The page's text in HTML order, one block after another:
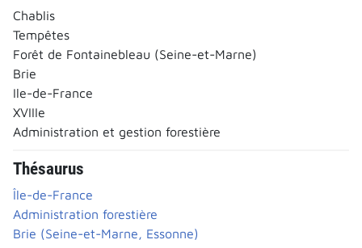
Chablis
Tempêtes
Forêt de Fontainebleau (Seine-et-Marne)
Brie
Ile-de-France
XVIIIe
Administration et gestion forestière
Thésaurus
Île-de-France
Administration forestière
Brie (Seine-et-Marne, Essonne)